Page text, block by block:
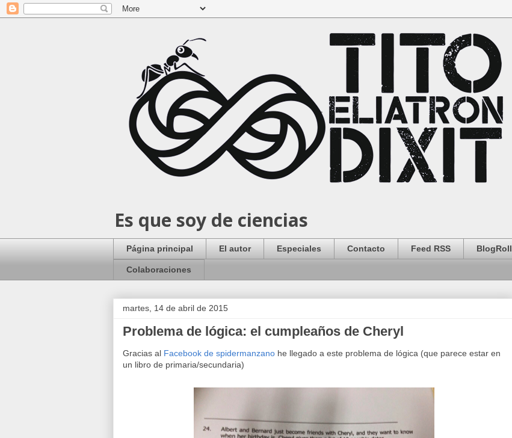
Es que soy de ciencias
Página principal El autor Especiales Contacto Feed RSS BlogRoll
Colaboraciones
martes, 14 de abril de 2015
Problema de lógica: el cumpleaños de Cheryl
Gracias al Facebook de spidermanzano he llegado a este problema de lógica (que parece estar en
un libro de primaria/secundaria)